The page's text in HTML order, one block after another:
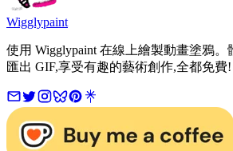
Wigglypaint
使用 Wigglypaint 在線上繪製動畫塗鴉。
匯出 GIF,享受有趣的藝術創作,全都免費!